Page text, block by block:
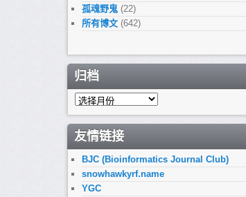
孤魂野鬼 (22)
所有博文 (642)
归档
归
友情链接
BJC (Bioinformatics Journal Club)
snowhawkyrf.name
YGC